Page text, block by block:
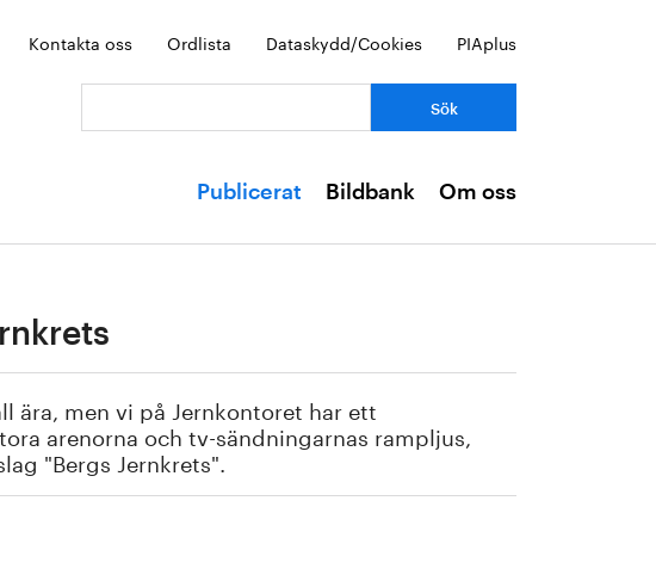
Kontakta oss Ordlista Dataskydd/Cookies PIAplus
Publicerat Bildbank Om oss
ära, men vi på Jernkontoret har ett
arenorna och tv-sändningarnas rampljus,
"Bergs Jernkrets".